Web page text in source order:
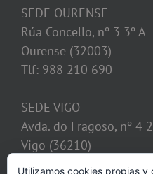
SEDE OURENSE
Rúa Concello, nº 3 3º A
Ourense (32003)
Tlf: 988 210 690
SEDE VIGO
Avda. do Fragoso, nº 4
Vigo (36210)
Tlf: 986 128 621
Utilizamos cookies propias